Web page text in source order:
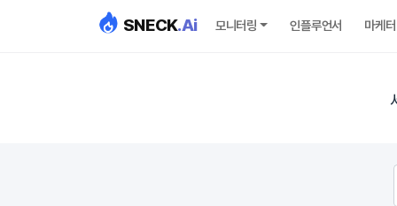
SNECK.Ai 모니터링 인플루언서 마케터